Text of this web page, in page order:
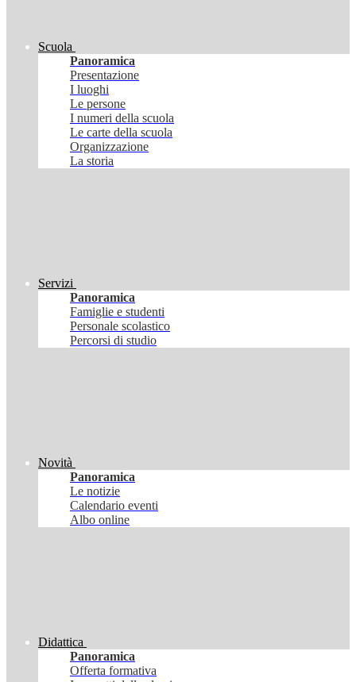
Scuola
Panoramica
Presentazione
I luoghi
Le persone
I numeri della scuola
Le carte della scuola
Organizzazione
La storia
Servizi
Panoramica
Famiglie e studenti
Personale scolastico
Percorsi di studio
Novità
Panoramica
Le notizie
Calendario eventi
Albo online
Didattica
Panoramica
Offerta formativa